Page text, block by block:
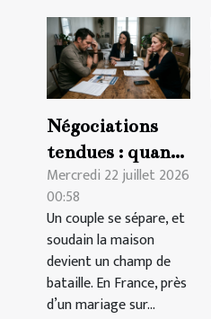
Négociations
tendues : quand
le divorce
complique la
vente d'un bien
immobilier
Mercredi 22 juillet 2026
00:58
Un couple se sépare, et
soudain la maison
devient un champ de
bataille. En France, près
d’un mariage sur...